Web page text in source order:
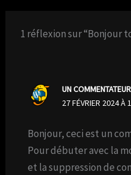
1 réflexion sur “Bonjour
UN
27 FÉVRIER 2024 À
Bonjour, ceci est un
Pour débuter avec la
et la suppression de